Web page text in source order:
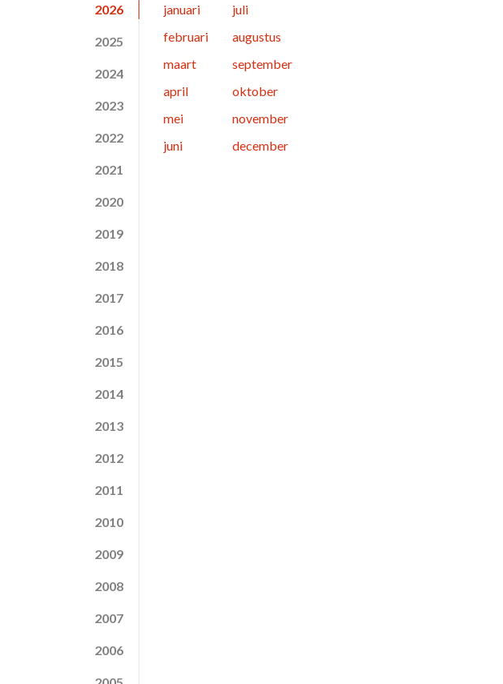
2026
2025
2024
2023
2022
2021
2020
2019
2018
2017
2016
2015
2014
2013
2012
2011
2010
2009
2008
2007
2006
januari
februari
maart
april
mei
juni
juli
augustus
september
oktober
november
december